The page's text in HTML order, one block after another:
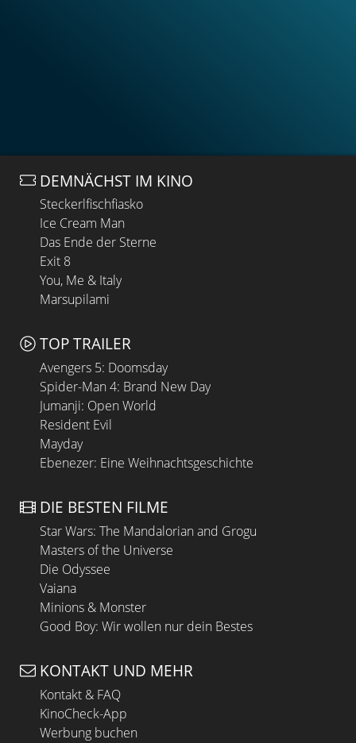
DEMNÄCHST IM KINO
Steckerlfischfiasko
Ice Cream Man
Das Ende der Sterne
Exit 8
You, Me & Italy
Marsupilami
TOP TRAILER
Avengers 5: Doomsday
Spider-Man 4: Brand New Day
Jumanji: Open World
Resident Evil
Mayday
Ebenezer: Eine Weihnachtsgeschichte
DIE BESTEN FILME
Star Wars: The Mandalorian and Grogu
Masters of the Universe
Die Odyssee
Vaiana
Minions & Monster
Good Boy: Wir wollen nur dein Bestes
KONTAKT UND MEHR
Kontakt & FAQ
KinoCheck-App
Werbung buchen